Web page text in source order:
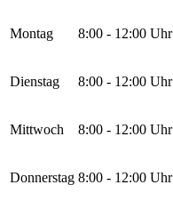
Montag 8:00 - 12:00 Uhr
Dienstag 8:00 - 12:00 Uhr
Mittwoch 8:00 - 12:00 Uhr
Donnerstag 8:00 - 12:00 Uhr